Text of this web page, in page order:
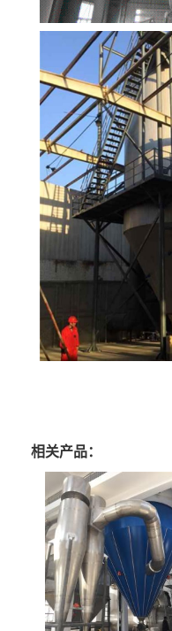
相关产品：